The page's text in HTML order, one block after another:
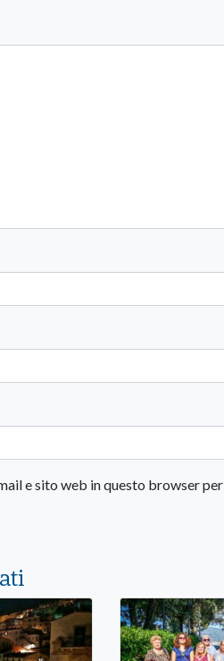
e sito web in questo browser